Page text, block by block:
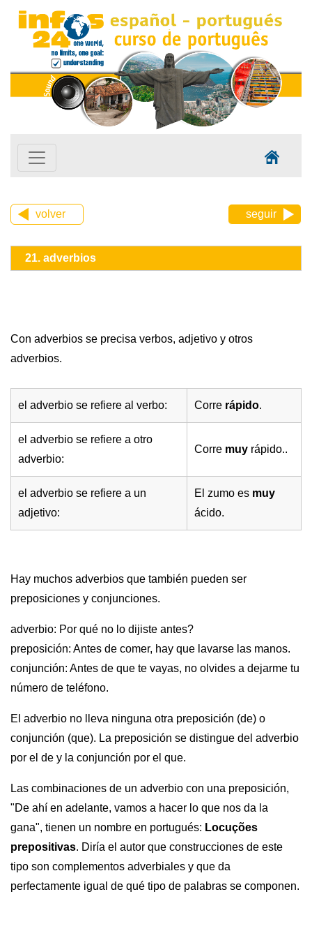
volver seguir
21. adverbios
Con adverbios se precisa verbos, adjetivo y otros
adverbios.
el adverbio se refiere al verbo: Corre rápido.
el adverbio se refiere a otro
adverbio:
Corre muy rápido..
el adverbio se refiere a un
adjetivo:
El zumo es muy
ácido.
Hay muchos adverbios que también pueden ser
preposiciones y conjunciones.
adverbio: Por qué no lo dijiste antes?
preposición: Antes de comer, hay que lavarse las manos.
conjunción: Antes de que te vayas, no olvides a dejarme tu
número de teléfono.
El adverbio no lleva ninguna otra preposición (de) o
conjunción (que). La preposición se distingue del adverbio
por el de y la conjunción por el que.
Las combinaciones de un adverbio con una preposición,
"De ahí en adelante, vamos a hacer lo que nos da la
gana", tienen un nombre en portugués: Locuções
prepositivas. Diría el autor que construcciones de este
tipo son complementos adverbiales y que da
perfectamente igual de qué tipo de palabras se componen.